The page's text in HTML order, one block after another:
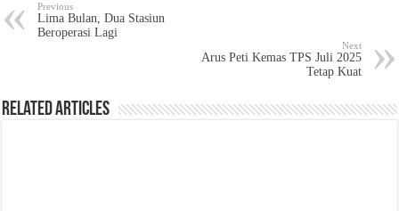
Previous
Lima Bulan, Dua Stasiun
Beroperasi Lagi
Next
Arus Peti Kemas TPS Juli 2025
Tetap Kuat
Related Articles